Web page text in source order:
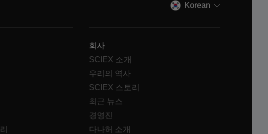
Korean
회사
SCIEX 소개
우리의 역사
SCIEX 스토리
최근 뉴스
경영진
다나허 소개